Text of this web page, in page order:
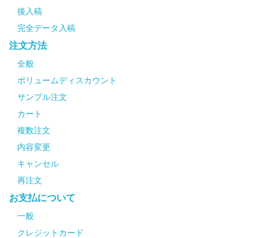
後入稿
完全データ入稿
注文方法
全般
ボリュームディスカウント
サンプル注文
カート
複数注文
内容変更
キャンセル
再注文
お支払について
一般
クレジットカード